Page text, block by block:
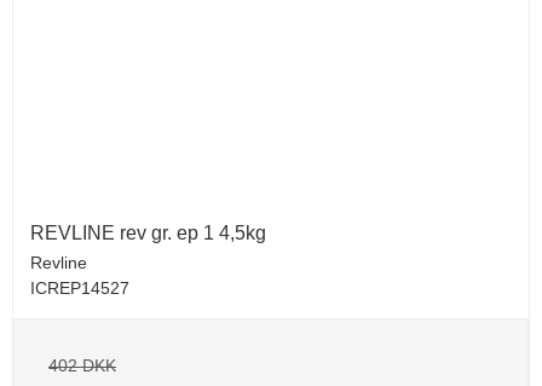
REVLINE rev gr. ep 1 4,5kg
Revline
ICREP14527
402 DKK